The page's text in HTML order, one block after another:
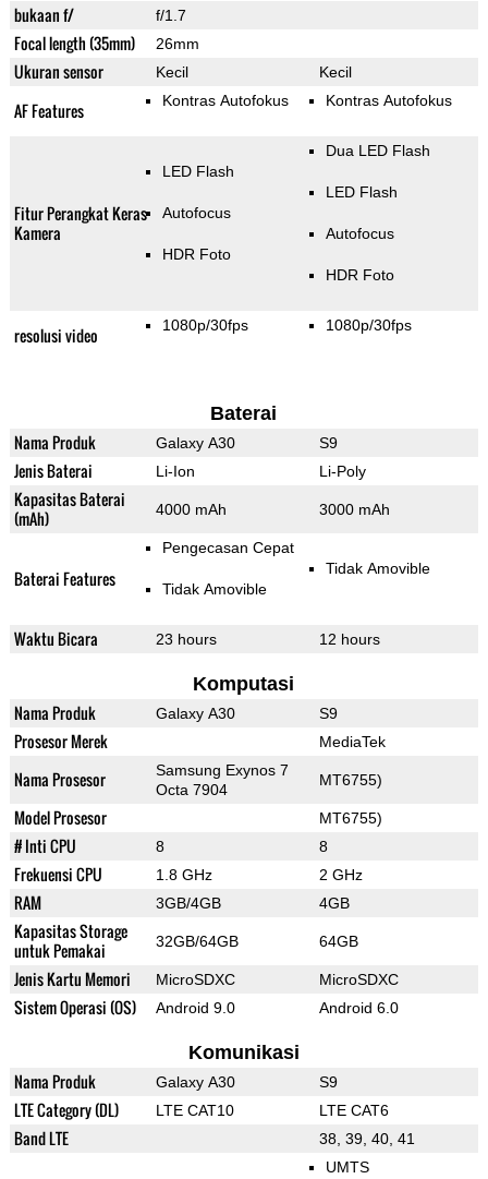
bukaan f/ f/1.7
Focal length (35mm) 26mm
Ukuran sensor Kecil Kecil
AF Features Kontras Autofokus Kontras Autofokus
Fitur Perangkat Keras
Kamera
LED Flash
Autofocus
HDR Foto
Dua LED Flash
LED Flash
Autofocus
HDR Foto
resolusi video 1080p/30fps 1080p/30fps
Baterai
Nama Produk Galaxy A30 S9
Jenis Baterai Li-Ion Li-Poly
Kapasitas Baterai
(mAh)
4000 mAh 3000 mAh
Baterai Features
Pengecasan Cepat
Tidak Amovible
Tidak Amovible
Waktu Bicara 23 hours 12 hours
Komputasi
Nama Produk Galaxy A30 S9
Prosesor Merek MediaTek
Nama Prosesor
Samsung Exynos 7
Octa 7904
MT6755)
Model Prosesor MT6755)
# Inti CPU 8 8
Frekuensi CPU 1.8 GHz 2 GHz
RAM 3GB/4GB 4GB
Kapasitas Storage
untuk Pemakai
32GB/64GB 64GB
Jenis Kartu Memori MicroSDXC MicroSDXC
Sistem Operasi (OS) Android 9.0 Android 6.0
Komunikasi
Nama Produk Galaxy A30 S9
LTE Category (DL) LTE CAT10 LTE CAT6
Band LTE
38, 39, 40, 41
UMTS